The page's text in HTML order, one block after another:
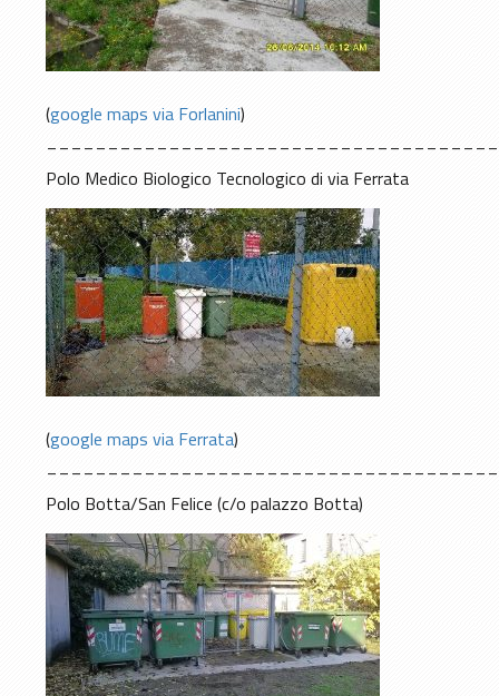
(google maps via Forlanini)
Polo Medico Biologico Tecnologico di via Ferrata
(google maps via Ferrata)
Polo Botta/San Felice (c/o palazzo Botta)